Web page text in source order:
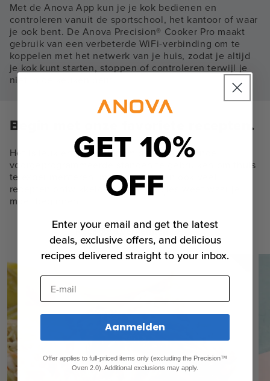
Met de Anova App kun je je kok bedienen en
controleren vanuit de sportschool, het kantoor of waar
je ook bent. De Anova Precision® Cooker Pro maakt
gebruik van een verbeterde WiFi-verbinding om te
koppelen met het netwerk van je huis, zodat je altijd
je kok kunt starten, stoppen of controleren terwijl je
niet in de keuken bent.
Begin met onze favoriete recepten.
Het is leuk en makkelijk om de bovenstaande
voorgeprogrammeerde standen te gebruiken om thuis
te experimenteren, maar we hebben ook veel
recepten ontwikkeld zodat je precies weet waar je
moet beginnen.
Recepten verkennen
GET 10%
OFF
Enter your email and get the latest
deals, exclusive offers, and delicious
recipes delivered straight to your inbox.
E-mail
Aanmelden
Offer applies to full-priced items only (excluding the Precision™
Oven 2.0). Additional exclusions may apply.